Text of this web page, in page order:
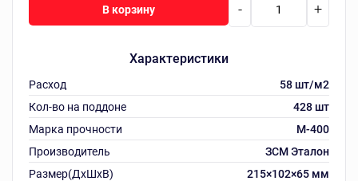
Характеристики
Расход
58 шт/м2
Кол-во на поддоне
428 шт
Марка прочности
М-400
Производитель
ЗСМ Эталон
Размер(ДхШхВ)
215×102×65 мм
- +
В корзину